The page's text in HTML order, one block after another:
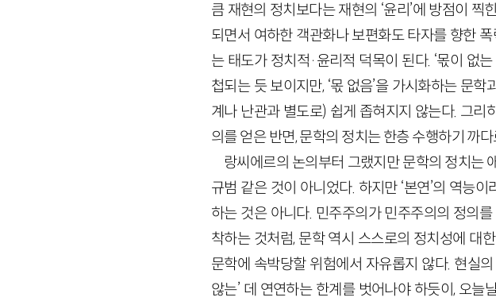
큼 재현의 정치보다는 재현의 ‘윤리’에 방점이
되면서 여하한 객관화나 보편화도 타자를 향한
는 태도가 정치적·윤리적 덕목이 된다. ‘몫이 없
첩되는 듯 보이지만, ‘몫 없음’을 가시화하는 문
계나 난관과 별도로) 쉽게 좁혀지지 않는다. 그
의를 얻은 반면, 문학의 정치는 한층 수행하기 까
랑씨에르의 논의부터 그랬지만 문학의 정치는
규범 같은 것이 아니었다. 하지만 ‘본연’의 역능
하는 것은 아니다. 민주주의가 민주주의의 정의
착하는 것처럼, 문학 역시 스스로의 정치성에 대
문학에 속박당할 위험에서 자유롭지 않다. 현실
않는’ 데 연연하는 한계를 벗어나야 하듯이, 오